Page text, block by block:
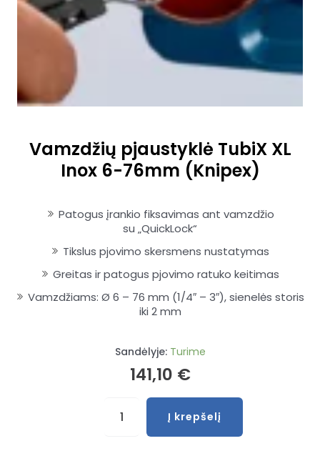
Vamzdžių pjaustyklė TubiX XL
Inox 6-76mm (Knipex)
Patogus įrankio fiksavimas ant vamzdžio
su „QuickLock“
Tikslus pjovimo skersmens nustatymas
Greitas ir patogus pjovimo ratuko keitimas
Vamzdžiams: Ø 6 – 76 mm (1/4″ – 3″), sienelės storis
iki 2 mm
Sandėlyje: Turime
141,10 €
Į krepšelį